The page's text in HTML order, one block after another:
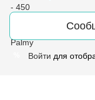
Войти для